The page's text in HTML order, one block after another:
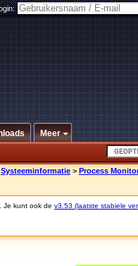
Meer
Systeeminformatie > Process
Je kunt ook de v3.53 (laatste stabiele